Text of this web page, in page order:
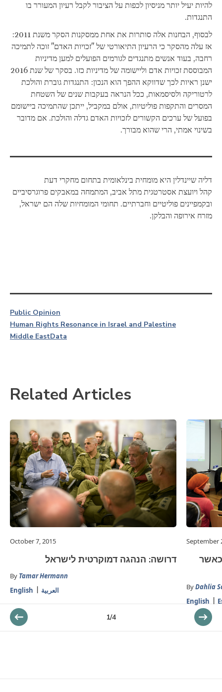
להיות יעיל יותר מניסיון לכפות על הציבור לקבל רעיון המעורר בו
התנגדות.
לבסוף, הבחנות אלה סותרות את אחת ממסקנות הסקר משנת 2011:
אז עלה מהסקר כי הרעיון התיאורטי של "זכויות האדם" זוכה לתמיכה
רחבה, בעוד אנשים מתנגדים לגורמים הפועלים למען מדיניות
המבוססת זכויות אדם וליישומה של מדיניות כזו. בסקר של שנת 2016
ישנן ראיות לכך שדווקא ההפך הוא הנכון: התנגדות גוברת והולכת
לרטוריקה ולסיסמאות, ככל הנראה בעקבות שנים של השטחת
המסרים והתקפות פוליטיות, אולם במקביל, ייתכן שהתמיכה ביישומם
בפועל של ערכים הקשורים לזכויות האדם גדלה והולכת. אם מדובר
בשינוי אמתי, הרי שהוא מבורך.
דליה שיינדלין היא מומחית בינלאומית בתחום מחקרי דעת
קהל ויועצת אסטרטגית מתל אביב, המתמחה במאבקים פרוגרסיביים
ובקמפיינים פוליטיים וחברתיים. תחומי המומחיות שלה הם ישראל,
מזרח אירופה והבלקן.
Public Opinion
Human Rights Resonance in Israel and Palestine
Middle EastData
Related Articles
October 7, 2015
דרושה: הנהגה דמוקרטית לישראל
By Tamar Hermann
English
العربية
September
ByDahlia
English
1/4